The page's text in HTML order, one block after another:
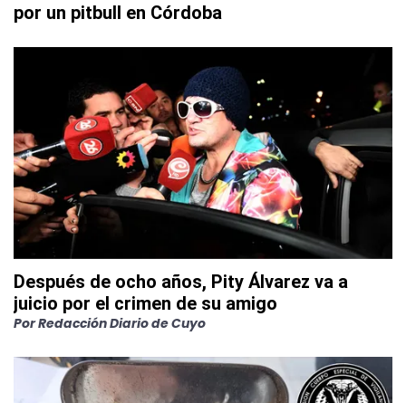
por un pitbull en Córdoba
Después de ocho años, Pity Álvarez va a
juicio por el crimen de su amigo
PorRedacción Diario de Cuyo